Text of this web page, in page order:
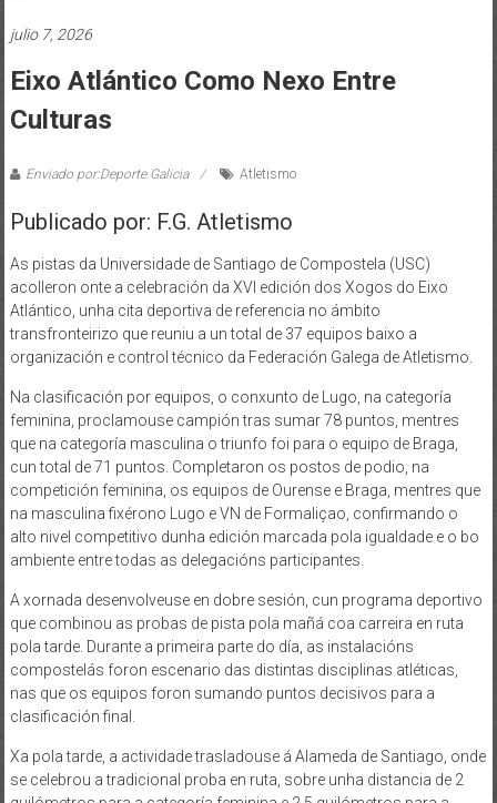
julio 7, 2026
Eixo Atlántico Como Nexo Entre
Culturas
Enviado por:Deporte Galicia Atletismo
Publicado por: F.G. Atletismo
As pistas da Universidade de Santiago de Compostela (USC)
acolleron onte a celebración da XVI edición dos Xogos do Eixo
Atlántico, unha cita deportiva de referencia no ámbito
transfronteirizo que reuniu a un total de 37 equipos baixo a
organización e control técnico da Federación Galega de Atletismo.
Na clasificación por equipos, o conxunto de Lugo, na categoría
feminina, proclamouse campión tras sumar 78 puntos, mentres
que na categoría masculina o triunfo foi para o equipo de Braga,
cun total de 71 puntos. Completaron os postos de podio, na
competición feminina, os equipos de Ourense e Braga, mentres que
na masculina fixérono Lugo e VN de Formaliçao, confirmando o
alto nivel competitivo dunha edición marcada pola igualdade e o bo
ambiente entre todas as delegacións participantes.
A xornada desenvolveuse en dobre sesión, cun programa deportivo
que combinou as probas de pista pola mañá coa carreira en ruta
pola tarde. Durante a primeira parte do día, as instalacións
compostelás foron escenario das distintas disciplinas atléticas,
nas que os equipos foron sumando puntos decisivos para a
clasificación final.
Xa pola tarde, a actividade trasladouse á Alameda de Santiago, onde
se celebrou a tradicional proba en ruta, sobre unha distancia de 2